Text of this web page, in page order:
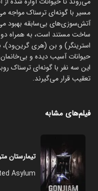
مسیر با گونه‌ای ترسناک مواجه
آتش‌سوزی‌های بی‌سابقه بهبود
ساخت مستند است، به
استرینگر) و بن (هری گرین‌ود)،
حیوانات آسیب دیده و بی‌خانمان
این سه نفر با گونه‌ای ترسناک
تعقیب قرار می‌گیرند.
فیلم‌های مشابه
تیمارستان
Asylum